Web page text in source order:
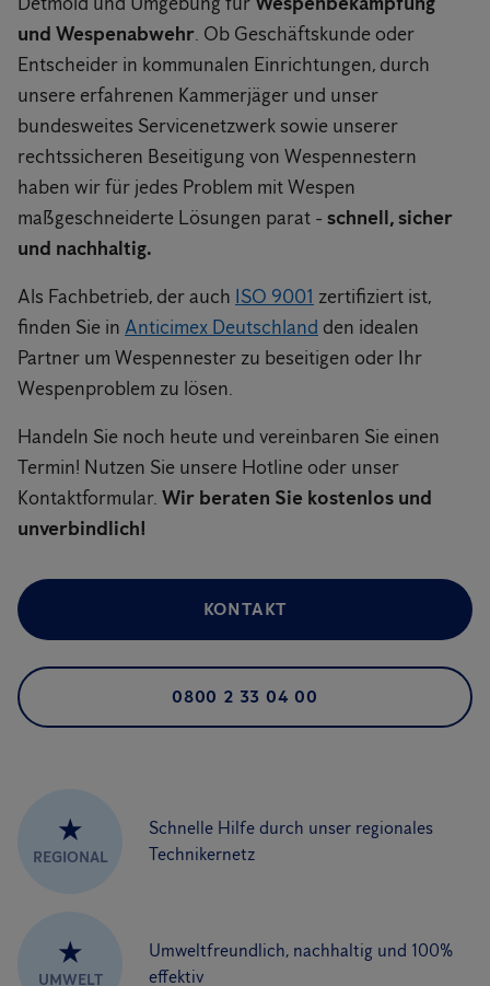
und Wespenabwehr. Ob Geschäftskunde oder
Entscheider in kommunalen Einrichtungen, durch
unsere erfahrenen Kammerjäger und unser
bundesweites Servicenetzwerk sowie unserer
rechtssicheren Beseitigung von Wespennestern
haben wir für jedes Problem mit Wespen
maßgeschneiderte Lösungen parat - schnell, sicher
und nachhaltig.
Als Fachbetrieb, der auch ISO 9001 zertifiziert ist,
finden Sie in Anticimex Deutschland den idealen
Partner um Wespennester zu beseitigen oder Ihr
Wespenproblem zu lösen.
Handeln Sie noch heute und vereinbaren Sie einen
Termin! Nutzen Sie unsere Hotline oder unser
Kontaktformular. Wir beraten Sie kostenlos und
unverbindlich!
KONTAKT
0800 2 33 04 00
★
REGIONAL
Schnelle Hilfe durch unser regionales
Technikernetz
★
UMWELT
Umweltfreundlich, nachhaltig und 100%
effektiv